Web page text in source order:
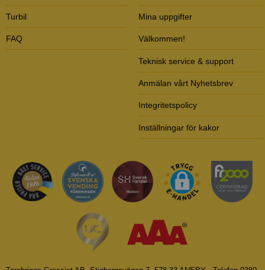
Turbil
FAQ
Mina uppgifter
Välkommen!
Teknisk service & support
Anmälan vårt Nyhetsbrev
Integritetspolicy
Inställningar för kakor